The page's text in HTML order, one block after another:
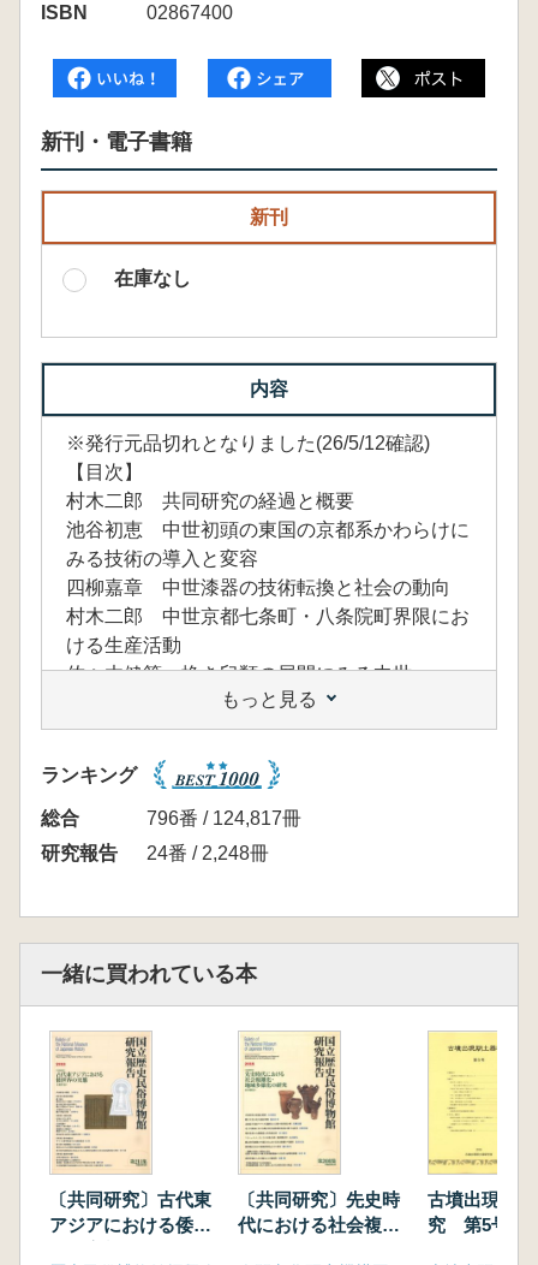
ISBN
02867400
新刊・電子書籍
新刊
在庫なし
内容
※発行元品切れとなりました(26/5/12確認)
【目次】
村木二郎 共同研究の経過と概要
池谷初恵 中世初頭の東国の京都系かわらけに
みる技術の導入と変容
四柳嘉章 中世漆器の技術転換と社会の動向
村木二郎 中世京都七条町・八条院町界限にお
ける生産活動
佐々木健策 挽き臼類の展開にみる中世
坪根伸也 中・近世移行期の施錠具と真鍮生産
にみる外来技術導入をめぐる諸問題
齋藤努 津久井城出土金粒かわらけと小田原城
出土金箔かわらけ等の主成分分析結果
松田陸彦 現役石材採掘職人が見た大坂城石垣
石切丁場跡
件
【研究ノート】
仁藤敦史 官制からみた銭貨鋳造官司の変遷に
ついて
もっと見る
ランキング
総合
796番 / 124,817冊
研究報告
24番 / 2,248冊
一緒に買われている本
〔共同研究〕古代東
アジアにおける倭世
〔共同研究〕先史時
代における社会複雑
古墳出現期
究 第5号